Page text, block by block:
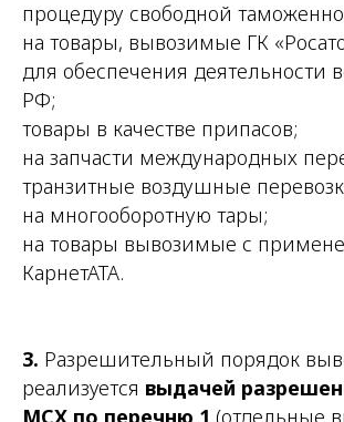
процедуру свободной
на товары, вывозимые ГК
для обеспечения деятельности
РФ;
товары в качестве припасов;
на запчасти международных
транзитные воздушные
на многооборотную тары;
на товары вывозимые с
КарнетАТА.
3. Разрешительный порядок
реализуется выдачей
МСХ по перечню 1 (отдельные